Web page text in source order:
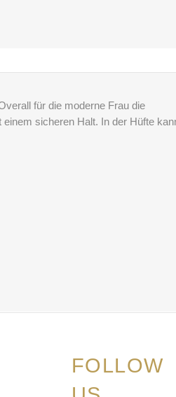
für die moderne Frau die
sicheren Halt. In der Hüfte
FOLLOW